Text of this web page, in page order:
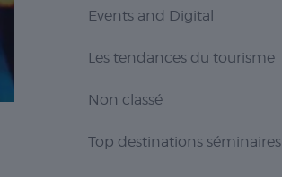
Events and Digital
Les tendances du tourisme
Non classé
Top destinations séminaires